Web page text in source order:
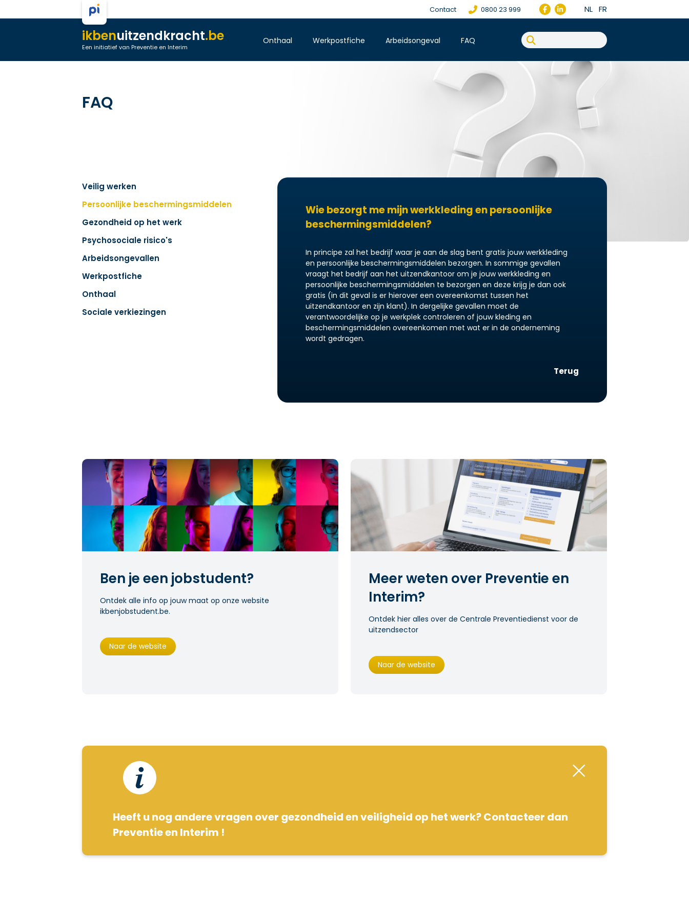
Contact 0800 23 999 NL FR
ikbenuitzendkracht.be
Een initiatief van Preventie en Interim
Onthaal Werkpostfiche Arbeidsongeval FAQ
FAQ
Veilig werken
Persoonlijke beschermingsmiddelen
Gezondheid op het werk
Psychosociale risico's
Arbeidsongevallen
Werkpostfiche
Onthaal
Sociale verkiezingen
Wie bezorgt me mijn werkkleding en persoonlijke
beschermingsmiddelen?
In principe zal het bedrijf waar je aan de slag bent gratis jouw werkkleding
en persoonlijke beschermingsmiddelen bezorgen. In sommige gevallen
vraagt het bedrijf aan het uitzendkantoor om je jouw werkkleding en
persoonlijke beschermingsmiddelen te bezorgen en deze krijg je dan ook
gratis (in dit geval is er hierover een overeenkomst tussen het
uitzendkantoor en zijn klant). In dergelijke gevallen moet de
verantwoordelijke op je werkplek controleren of jouw kleding en
beschermingsmiddelen overeenkomen met wat er in de onderneming
wordt gedragen.
Terug
Ben je een jobstudent?
Ontdek alle info op jouw maat op onze website
ikbenjobstudent.be.
Naar de website
Meer weten over Preventie en
Interim?
Ontdek hier alles over de Centrale Preventiedienst voor de
uitzendsector
Naar de website
Heeft u nog andere vragen over gezondheid en veiligheid op het werk? Contacteer dan
Preventie en Interim !